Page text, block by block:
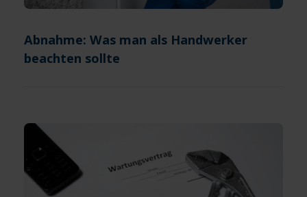
Abnahme: Was man als Handwerker
beachten sollte